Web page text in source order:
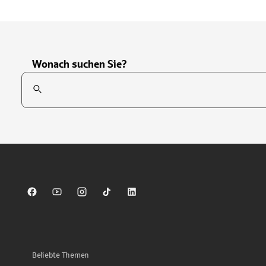
Wonach suchen Sie?
Suchfeld
Sparkasse auf Facebook
Sparkasse auf Youtube
Sparkasse auf Instagram
Sparkasse auf TikTok
Sparkasse auf LinkedIn
Beliebte Themen